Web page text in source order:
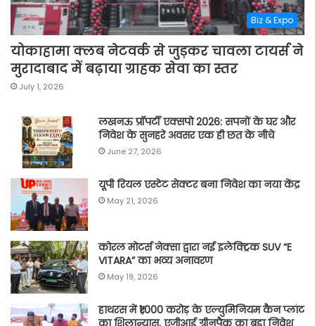
Biz & Expo
योकाहामा क्लब नेटवर्क से जुड़कर चावला टायर्स ने
मुरादाबाद में बढ़ाया ग्राहक सेवा का स्तर
July 1, 2026
लखनऊ प्रॉपर्टी एक्सपो 2026: सपनों के घर और
निवेश के सुनहरे अवसर एक ही छत के नीचे
June 27, 2026
यूपी रियल एस्टेट सेक्टर बना निवेश का नया केंद्र
May 21, 2026
कोरल मोटर्स नेक्सा द्वारा नई इलेक्ट्रिक SUV “E
VITARA” का भव्य अनावरण
May 19, 2026
हाथरस में ₹1,000 करोड़ के एल्युमिनियम कैन प्लांट
का शिलान्यास, एजीआई ग्रीनपैक का बड़ा निवेश